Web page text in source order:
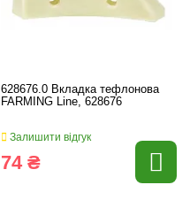
628676.0 Вкладка тефлонова
FARMING Line, 628676
Залишити відгук
74 ₴